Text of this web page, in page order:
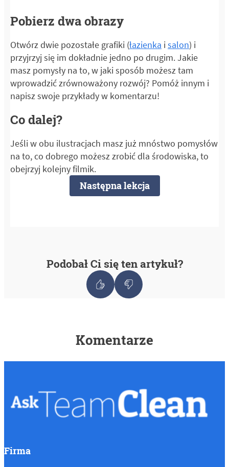
Pobierz dwa obrazy
Otwórz dwie pozostałe grafiki (łazienka i salon) i
przyjrzyj się im dokładnie jedno po drugim. Jakie
masz pomysły na to, w jaki sposób możesz tam
wprowadzić zrównoważony rozwój? Pomóż innym i
napisz swoje przykłady w komentarzu!
Co dalej?
Jeśli w obu ilustracjach masz już mnóstwo pomysłów
na to, co dobrego możesz zrobić dla środowiska, to
obejrzyj kolejny filmik.
Następna lekcja
Podobał Ci się ten artykuł?
Komentarze
Firma